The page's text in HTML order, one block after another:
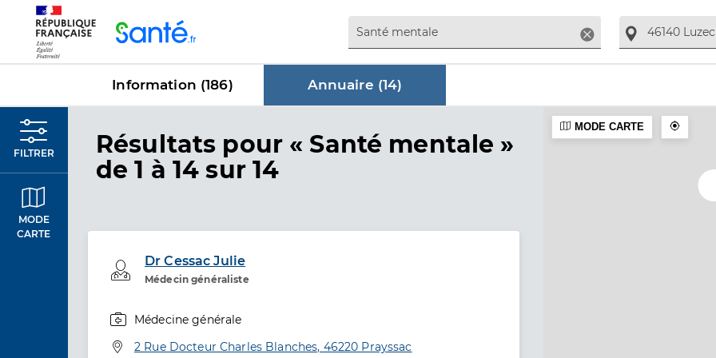
Supprimer
Information (186) Annuaire (14)
FILTRER
MODE
CARTE
Résultats dans Annuaire
pour « Santé mentale »
de 1 à 14 sur 14
Dr Cessac Julie
Médecin généraliste
Professionel de santé
Médecine générale
Adresse
2 Rue Docteur Charles Blanches, 46220 Prayssac
MODE CARTE
Panneau de gestion des cookies